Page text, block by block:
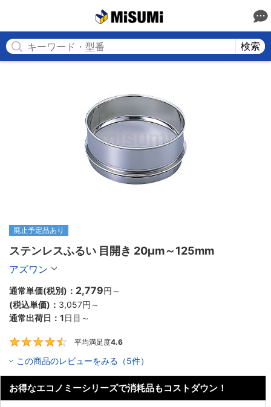
検索
廃止予定品あり
ステンレスふるい 目開き 20μm～125mm
アズワン
通常単価(税別)： 2,779円 ～
(税込単価)： 3,057円 ～
通常出荷日： 1日目～
平均満足度4.6
この商品のレビューをみる（5件）
お得なエコノミーシリーズで消耗品もコストダウン！